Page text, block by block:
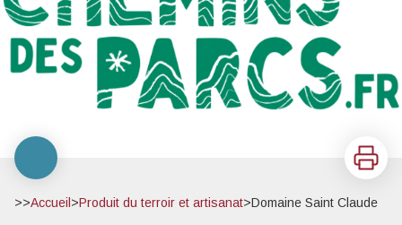
Imprimer
>>Accueil >Produit du terroir et artisanat>Domaine Saint Claude